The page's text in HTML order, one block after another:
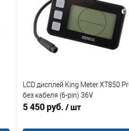
LCD дисплей King Meter XT850
без кабеля (6-pin) 36V
5 450 руб. / шт